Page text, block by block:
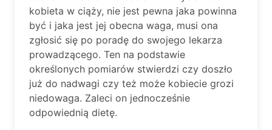
kobieta w ciąży, nie jest pewna jaka powinna
być i jaka jest jej obecna waga, musi ona
zgłosić się po poradę do swojego lekarza
prowadzącego. Ten na podstawie
określonych pomiarów stwierdzi czy doszło
już do nadwagi czy też może kobiecie grozi
niedowaga. Zaleci on jednocześnie
odpowiednią dietę.